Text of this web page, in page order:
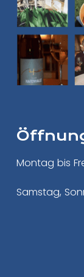
Montag bis
Samstag,